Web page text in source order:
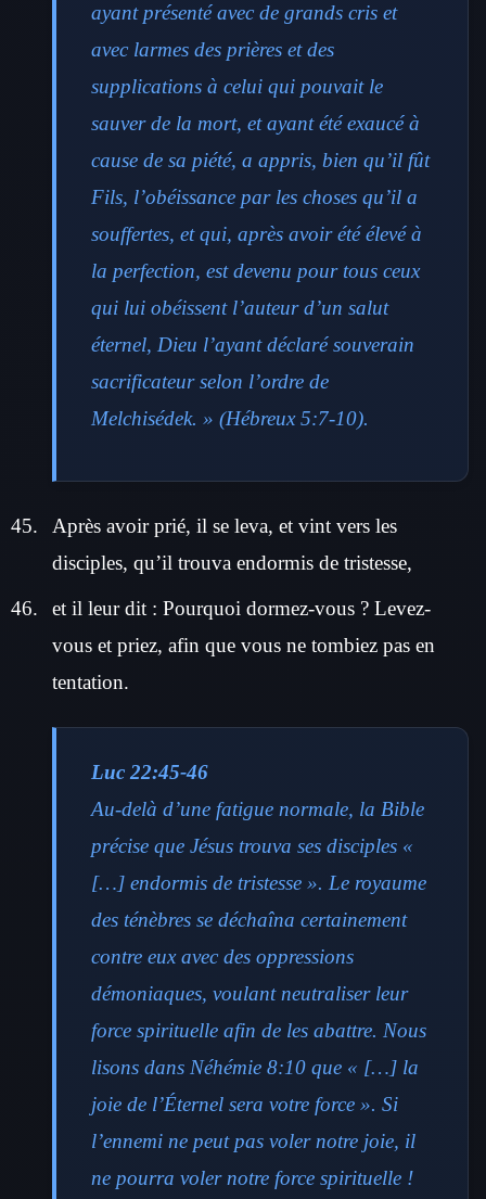
ayant présenté avec de grands cris et
avec larmes des prières et des
supplications à celui qui pouvait le
sauver de la mort, et ayant été exaucé à
cause de sa piété, a appris, bien qu’il fût
Fils, l’obéissance par les choses qu’il a
souffertes, et qui, après avoir été élevé à
la perfection, est devenu pour tous ceux
qui lui obéissent l’auteur d’un salut
éternel, Dieu l’ayant déclaré souverain
sacrificateur selon l’ordre de
Melchisédek. » (Hébreux 5:7-10).
Après avoir prié, il se leva, et vint vers les
disciples, qu’il trouva endormis de tristesse,
et il leur dit : Pourquoi dormez-vous ? Levez-
vous et priez, afin que vous ne tombiez pas en
tentation.
Luc 22:45-46
Au-delà d’une fatigue normale, la Bible
précise que Jésus trouva ses disciples «
[…] endormis de tristesse ». Le royaume
des ténèbres se déchaîna certainement
contre eux avec des oppressions
démoniaques, voulant neutraliser leur
force spirituelle afin de les abattre. Nous
lisons dans Néhémie 8:10 que « […] la
joie de l’Éternel sera votre force ». Si
l’ennemi ne peut pas voler notre joie, il
ne pourra voler notre force spirituelle !